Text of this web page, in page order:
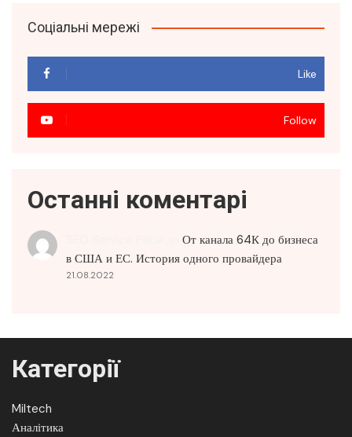
Соціальні мережі
Like
Follow
Останні коментарі
От канала 64К до бизнеса
в США и ЕС. История одного провайдера
21.08.2022
Категорії
Miltech
Аналітика